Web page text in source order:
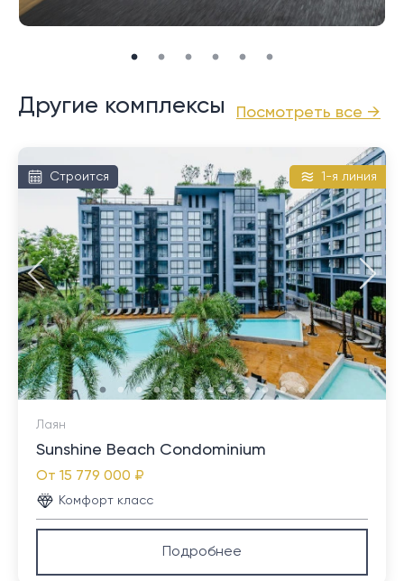
Посмотреть все →
Другие комплексы
Строится 1-я линия
Лаян
Sunshine Beach Condominium
От 15 779 000 ₽
Комфорт класс
Подробнее